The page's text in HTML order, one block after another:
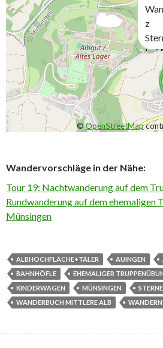
z
bei
©OpenStreetMap
Wandervorschläge in der Nähe:
Tour 19: Nachtwanderung auf dem
Rundwanderung auf dem ehemaligen
Münsingen
ALBHOCHFLÄCHE+TÄLER AUINGEN
BAHNHÖFLE
EHEMALIGER
KINDERWAGEN
MÜNSINGEN
WANDERBUCH MITTLERE ALB
WANDERN